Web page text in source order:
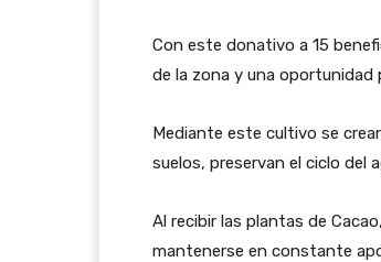
Con este donativo a 15
de la zona y una oportunidad
Mediante este cultivo se
suelos, preservan el ciclo del
Al recibir las plantas de
mantenerse en constante